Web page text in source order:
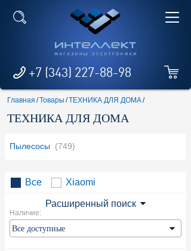
+7 (343) 227-88-98
Главная /Товары /ТЕХНИКА ДЛЯ ДОМА/
ТЕХНИКА ДЛЯ ДОМА
Пылесосы (749)
Все Xiaomi
Расширенный поиск
Наличие: